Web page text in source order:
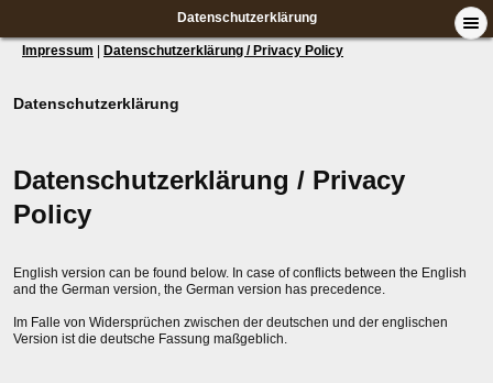
Datenschutzerklärung
Impressum Datenschutzerklärung / Privacy Policy
Datenschutzerklärung
Datenschutzerklärung / Privacy
Policy
English version can be found below. In case of conflicts between the English
and the German version, the German version has precedence.
Im Falle von Widersprüchen zwischen der deutschen und der englischen
Version ist die deutsche Fassung maßgeblich.